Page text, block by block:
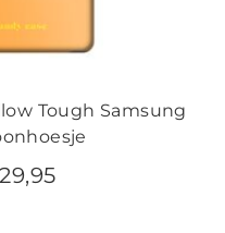
Tough Samsung
29,95